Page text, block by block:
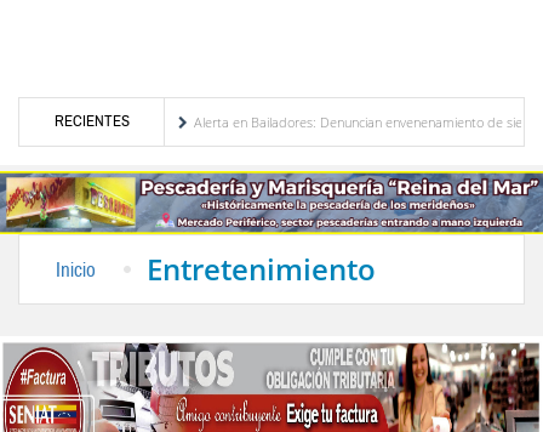
RECIENTES
Venezuela
Alerta en Bailadores: Denuncian envenenamiento de siete
Inicio Entretenimiento